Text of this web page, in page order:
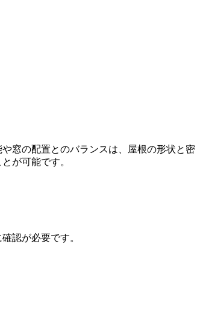
窓の配置とのバランスは、屋根の形状と密
が可能です。
認が必要です。